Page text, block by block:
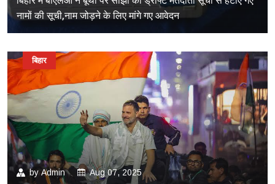
नामों की सूची,नाम जोड़ने के लिए मांगे गए आवेदन
byAdmin Aug 07, 2025
बिहार